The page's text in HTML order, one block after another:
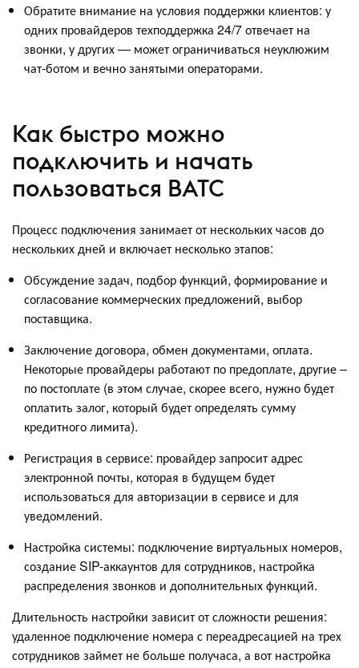
Обратите внимание на условия поддержки клиентов: у
одних провайдеров техподдержка 24/7 отвечает на
звонки, у других — может ограничиваться неуклюжим
чат-ботом и вечно занятыми операторами.
Как быстро можно
подключить и начать
пользоваться ВАТС
Процесс подключения занимает от нескольких часов до
нескольких дней и включает несколько этапов:
Обсуждение задач, подбор функций, формирование и
согласование коммерческих предложений, выбор
поставщика.
Заключение договора, обмен документами, оплата.
Некоторые провайдеры работают по предоплате, другие –
по постоплате (в этом случае, скорее всего, нужно будет
оплатить залог, который будет определять сумму
кредитного лимита).
Регистрация в сервисе: провайдер запросит адрес
электронной почты, которая в будущем будет
использоваться для авторизации в сервисе и для
уведомлений.
Настройка системы: подключение виртуальных номеров,
создание SIP-аккаунтов для сотрудников, настройка
распределения звонков и дополнительных функций.
Длительность настройки зависит от сложности решения:
удаленное подключение номера с переадресацией на трех
сотрудников займет не больше получаса, а вот настройка